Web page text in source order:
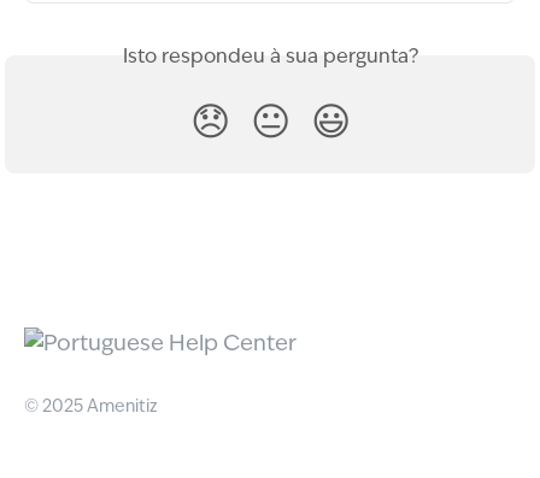
Isto respondeu à sua pergunta?
😞 😐 😃
© 2025 Amenitiz